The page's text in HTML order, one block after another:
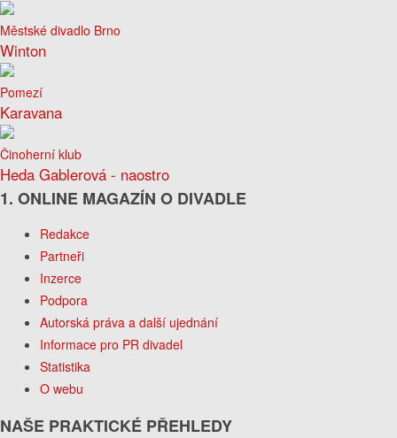
Městské divadlo Brno
Winton
Pomezí
Karavana
Činoherní klub
Heda Gablerová - naostro
1. ONLINE MAGAZÍN O DIVADLE
Redakce
Partneři
Inzerce
Podpora
Autorská práva a další ujednání
Informace pro PR divadel
Statistika
O webu
NAŠE PRAKTICKÉ PŘEHLEDY